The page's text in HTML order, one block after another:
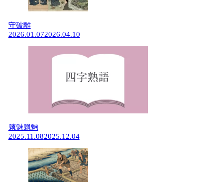
守破離
2026.01.072026.04.10
魑魅魍魎
2025.11.082025.12.04